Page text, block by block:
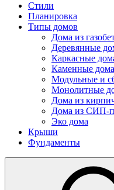
Стили
Планировка
Типы домов
Дома из
Деревянные
Каркасные
Каменные дома
Модульные и
Монолитные
Дома из
Дома из СИП-
Эко дома
Крыши
Фундаменты